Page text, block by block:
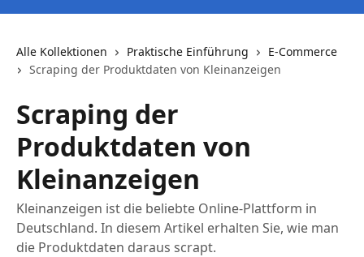
Alle Kollektionen Praktische Einführung
E-Commerce
Scraping der Produktdaten von Kleinanzeigen
Scraping der
Produktdaten von
Kleinanzeigen
Kleinanzeigen ist die beliebte Online-Plattform in
Deutschland. In diesem Artikel erhalten Sie, wie man
die Produktdaten daraus scrapt.